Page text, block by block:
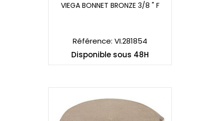
VIEGA BONNET BRONZE 3/8 " F
Référence: VI.281854
Disponible sous 48H